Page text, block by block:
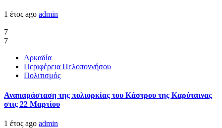
1 έτος ago admin
7
7
Αρκαδία
Περιφέρεια Πελοποννήσου
Πολιτισμός
Αναπαράσταση της πολιορκίας του Κάστρου της Καρύταινας
στις 22 Μαρτίου
1 έτος ago admin